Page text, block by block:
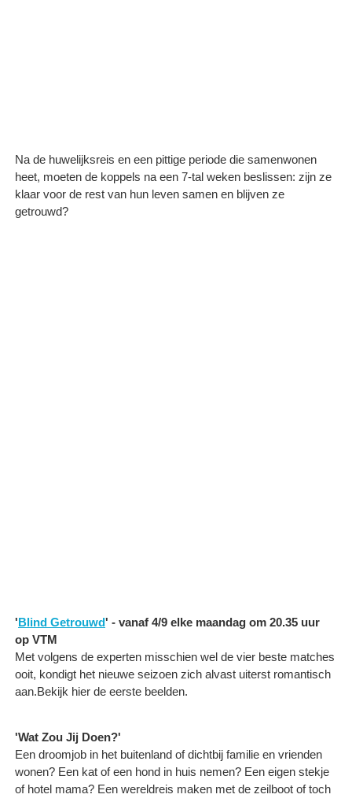
Na de huwelijksreis en een pittige periode die samenwonen
heet, moeten de koppels na een 7-tal weken beslissen: zijn ze
klaar voor de rest van hun leven samen en blijven ze
getrouwd?
'Blind Getrouwd' - vanaf 4/9 elke maandag om 20.35 uur
op VTM
Met volgens de experten misschien wel de vier beste matches
ooit, kondigt het nieuwe seizoen zich alvast uiterst romantisch
aan.Bekijk hier de eerste beelden.
'Wat Zou Jij Doen?'
Een droomjob in het buitenland of dichtbij familie en vrienden
wonen? Een kat of een hond in huis nemen? Een eigen stekje
of hotel mama? Een wereldreis maken met de zeilboot of toch